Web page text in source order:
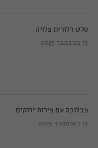
סלט דלורית צלויה
13 בנובמבר 2025
פבלובה עם פירות ירוקים
13 בספטמבר 2025